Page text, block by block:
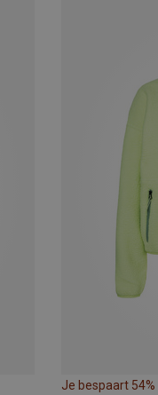
Je bespaart 54%